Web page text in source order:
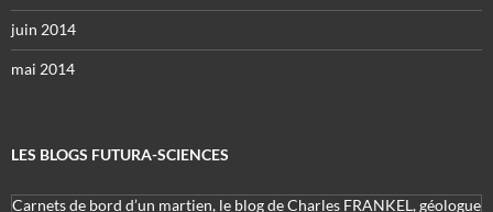
juin 2014
mai 2014
LES BLOGS FUTURA-SCIENCES
Carnets de bord d’un martien, le blog de Charles FRANKEL, géologue